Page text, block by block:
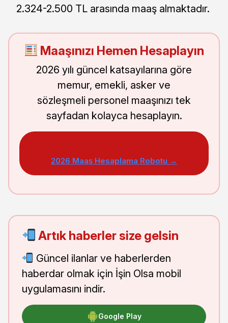
2.324-2.500 TL arasında maaş almaktadır.
Maaşınızı Hemen Hesaplayın
2026 yılı güncel katsayılarına göre
memur, emekli, asker ve
sözleşmeli personel maaşınızı tek
sayfadan kolayca hesaplayın.
2026 Maaş Hesaplama Robotu →
Artık haberler size gelsin
Güncel ilanlar ve haberlerden
haberdar olmak için İşin Olsa mobil
uygulamasını indir.
Google Play